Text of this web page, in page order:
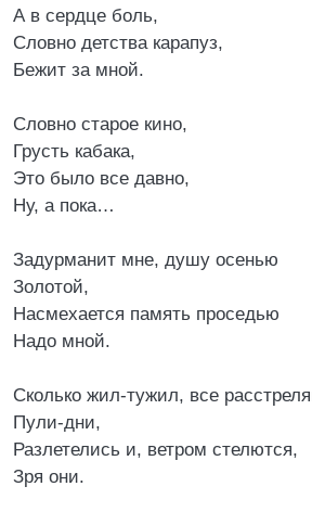
А в сердце боль,
Словно детства карапуз,
Бежит за мной.
Словно старое кино,
Грусть кабака,
Это было все давно,
Ну, а пока…
Задурманит мне, душу осенью
Золотой,
Насмехается память проседью
Надо мной.
Сколько жил-тужил, все
Пули-дни,
Разлетелись и, ветром стелются,
Зря они.